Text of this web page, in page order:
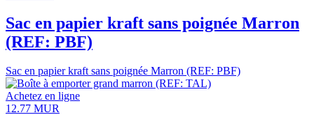
Sac en papier kraft sans poignée Marron
(REF: PBF)
Sac en papier kraft sans poignée Marron (REF: PBF)
Achetez en ligne
12.77 MUR